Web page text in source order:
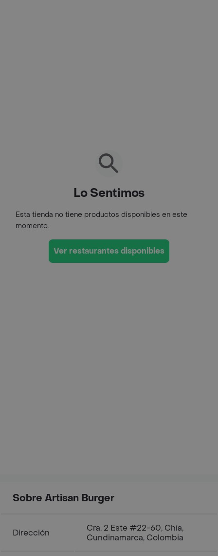
Lo Sentimos
Esta tienda no tiene productos disponibles en este
momento.
Ver restaurantes disponibles
Sobre Artisan Burger
Dirección
Cra. 2 Este #22-60, Chía,
Cundinamarca, Colombia